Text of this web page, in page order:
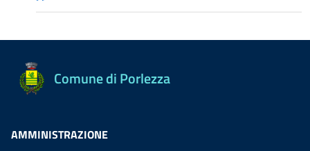
Comune di Porlezza
AMMINISTRAZIONE